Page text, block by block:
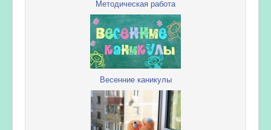
Методическая работа
Весенние каникулы